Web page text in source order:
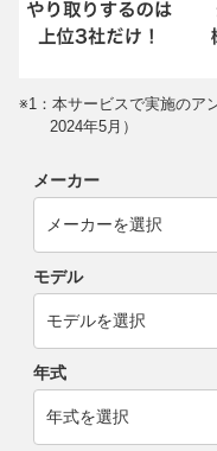
※1：本サービスで実施のア
2024年5月）
メーカー
モデル
年式